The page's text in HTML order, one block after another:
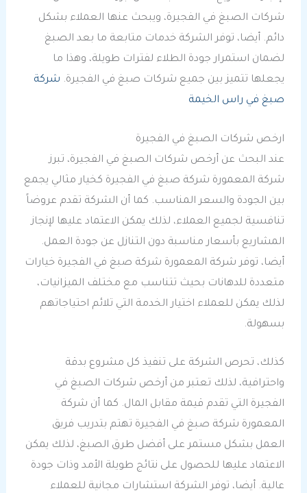
شركات الصبغ في الفجيرة، ويبحث عنها العملاء بشكل
دائم. أيضا، توفر الشركة خدمات متابعة ما بعد الصبغ
لضمان استمرار جودة الطلاء لفترات طويلة، وهذا ما
يجعلها تتميز بين جميع شركات صبغ في الفجيرة. شركة
صبغ في راس الخيمة
ارخص شركات الصبغ في الفجيرة
عند البحث عن أرخص شركات الصبغ في الفجيرة، تبرز
شركة المعمورة شركة صبغ في الفجيرة كخيار مثالي يجمع
بين الجودة والسعر المناسب. كما أن الشركة تقدم عروضاً
تنافسية لجميع العملاء، لذلك يمكن الاعتماد عليها لإنجاز
المشاريع بأسعار مناسبة دون التنازل عن جودة العمل.
أيضا، توفر شركة المعمورة شركة صبغ في الفجيرة خيارات
متعددة للدهانات بحيث تتناسب مع مختلف الميزانيات،
لذلك يمكن للعملاء اختيار الخدمة التي تلائم احتياجاتهم
بسهولة.
كذلك، تحرص الشركة على تنفيذ كل مشروع بدقة
واحترافية، لذلك تعتبر من أرخص شركات الصبغ في
الفجيرة التي تقدم قيمة مقابل المال. كما أن شركة
المعمورة شركة صبغ في الفجيرة تهتم بتدريب فريق
العمل بشكل مستمر على أفضل طرق الصبغ، لذلك يمكن
الاعتماد عليها للحصول على نتائج طويلة الأمد وذات جودة
عالية. أيضا، توفر الشركة استشارات مجانية للعملاء